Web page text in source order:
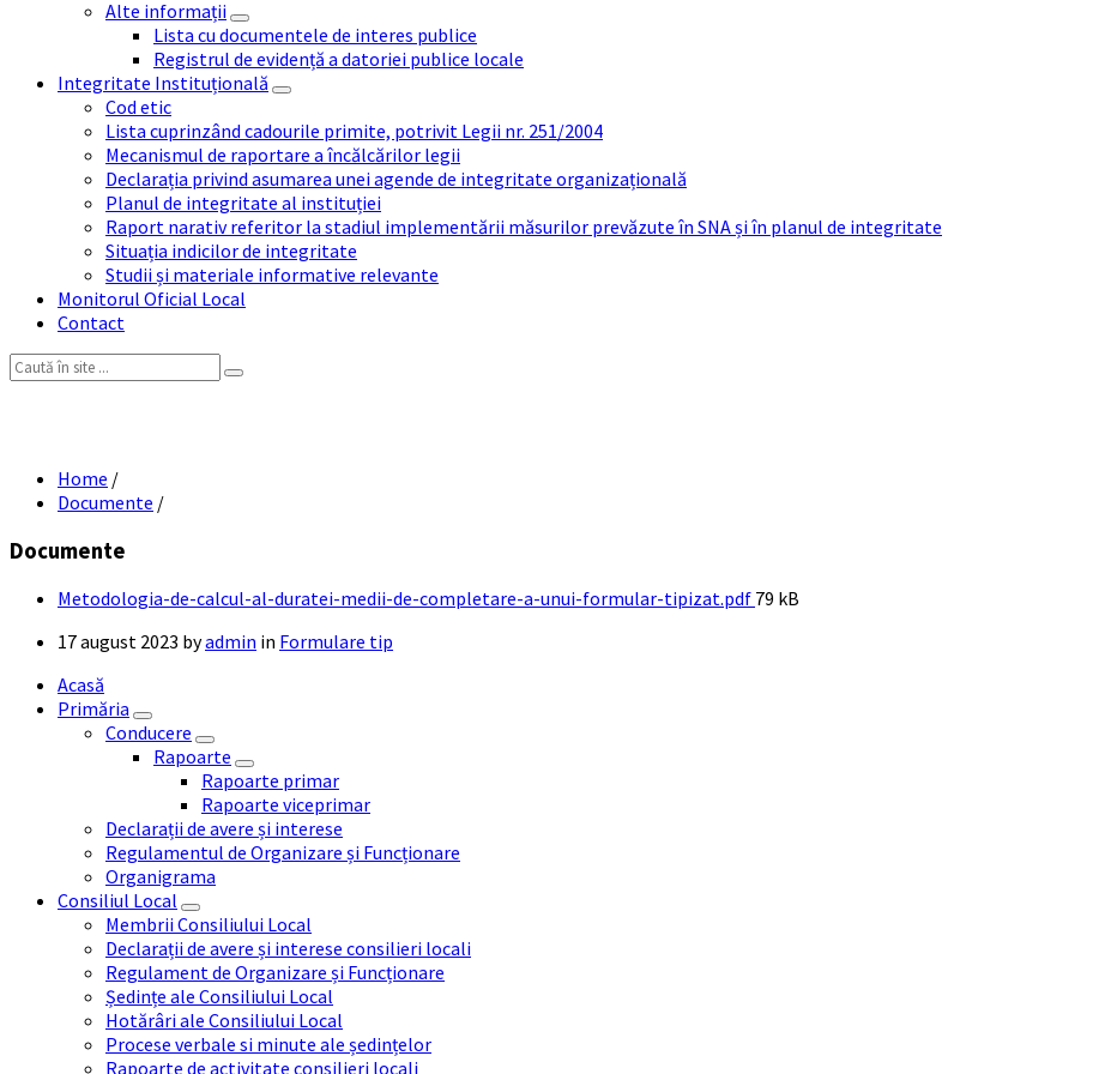
Alte informații
Lista cu documentele de interes publice
Registrul de evidență a datoriei publice locale
Integritate Instituțională
Cod etic
Lista cuprinzând cadourile primite, potrivit Legii nr. 251/2004
Mecanismul de raportare a încălcărilor legii
Declarația privind asumarea unei agende de integritate organizațională
Planul de integritate al instituției
Raport narativ referitor la stadiul implementării măsurilor prevăzute în SNA și în planul de integritate
Situația indicilor de integritate
Studii și materiale informative relevante
Monitorul Oficial Local
Contact
Search:
Home /
Documente /
Documente
Metodologia-de-calcul-al-duratei-medii-de-completare-a-unui-formular-tipizat.pdf File
79 kB
17 august 2023 byadmin in Formulare tip
Acasă
Primăria
Conducere
Rapoarte
Rapoarte primar
Rapoarte viceprimar
Declarații de avere și interese
Regulamentul de Organizare și Funcționare
Organigrama
Consiliul Local
Membrii Consiliului Local
Declarații de avere și interese consilieri locali
Regulament de Organizare și Funcționare
Ședințe ale Consiliului Local
Hotărâri ale Consiliului Local
Procese verbale si minute ale ședințelor
Rapoarte de activitate consilieri locali